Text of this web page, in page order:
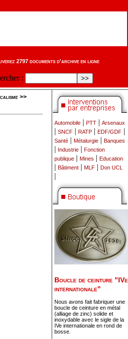
2797 documents d'archive en ligne
:
>>
Automobile | PTT | Arsenaux
| SNCF | RATP | EDF/GDF |
Santé | Métalurgie | Banques
| Industrie | Fonction
publique | Mines | Education
| Bâtiment | MLF | Don UCL
|
Boucle de ceinture "IVe
internationale"
Nous avons fait fabriquer une
boucle de ceinture en métal
(alliage de zinc) solide et
inoxydable avec le sigle de la
IVe internationale en rond de
bosse.